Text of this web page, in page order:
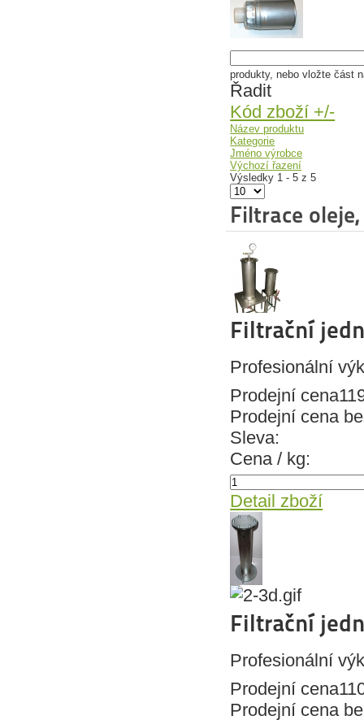
produkty, nebo vložte část
Řadit
Kód zboží +/-
Název produktu
Kategorie
Jméno výrobce
Výchozí řazení
Výsledky 1 - 5 z 5
Filtrace
Filtrační
Profesionální
Prodejní cena
Prodejní cena
Sleva:
Cena / kg:
Detail zboží
Filtrační
Profesionální
Prodejní cena
Prodejní cena